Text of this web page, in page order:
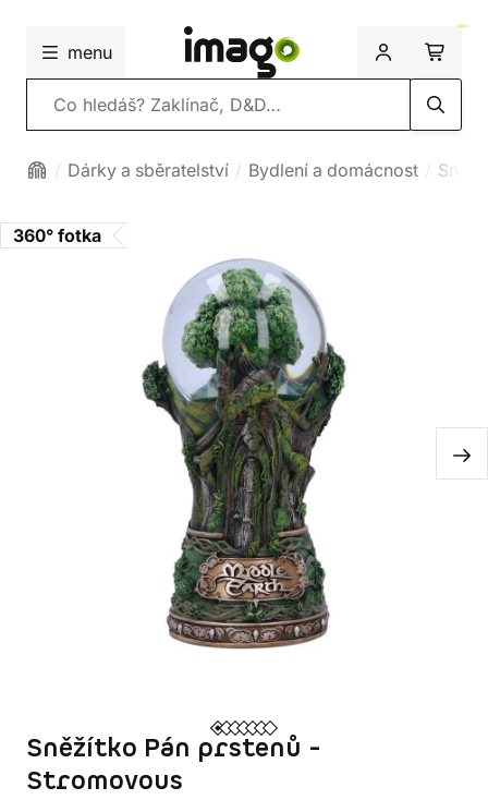
menu
Vyhledávání
Dárky a sběratelství Bydlení a domácnost
360° fotka
Sněžítko Pán prstenů -
Stromovous